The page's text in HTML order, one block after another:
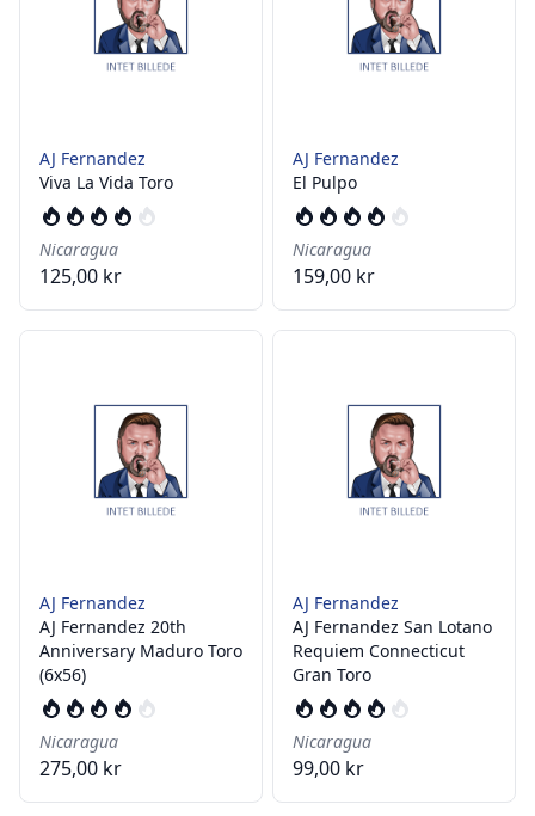
AJ Fernandez
Viva La Vida Toro
Nicaragua
125,00 kr
AJ Fernandez
El Pulpo
Nicaragua
159,00 kr
AJ Fernandez
AJ Fernandez 20th
Anniversary Maduro Toro
(6x56)
Nicaragua
275,00 kr
AJ Fernandez
AJ Fernandez San Lotano
Requiem Connecticut
Gran Toro
Nicaragua
99,00 kr